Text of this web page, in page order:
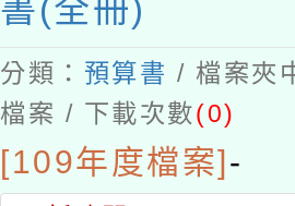
書(全冊)
分類： 預算書 / 檔案夾
檔案 / 下載次數(0)
[109年度檔案] -